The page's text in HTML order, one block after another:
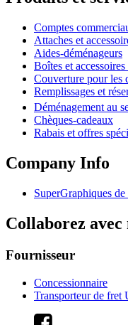
Comptes
Attaches et
Aides-déménageurs
Boîtes et
Couverture pour les
Remplissages et
Déménagement au
Chèques-cadeaux
Rabais et offres
Company Info
SuperGraphiques de
Collaborez avec
Fournisseur
Concessionnaire
Transporteur de